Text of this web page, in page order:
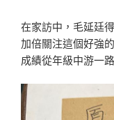
在家訪中，毛延廷
加倍關注這個好強
成績從年級中游一